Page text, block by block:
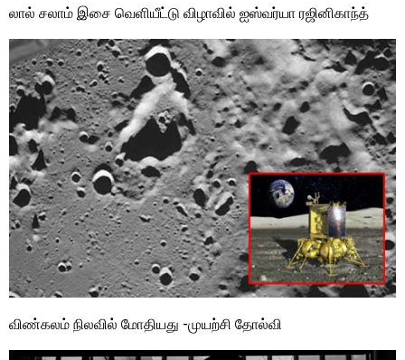
லால் சலாம் இசை வெளியீட்டு விழாவில் ஐஸ்வர்யா ரஜினிகாந்த்
விண்கலம் நிலவில் மோதியது -முயற்சி தோல்வி